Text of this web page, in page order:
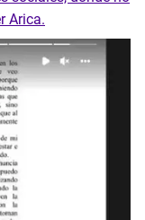
Arica.